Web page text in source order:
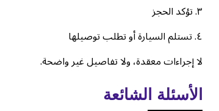
۳. تؤكد الحجز
٤. تستلم السيارة أو تطلب توصيلها
لا إجراءات معقدة، ولا تفاصيل غير واضحة.
الأسئلة الشائعة